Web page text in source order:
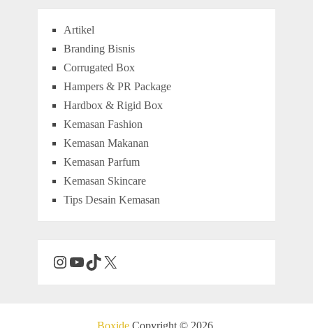
Artikel
Branding Bisnis
Corrugated Box
Hampers & PR Package
Hardbox & Rigid Box
Kemasan Fashion
Kemasan Makanan
Kemasan Parfum
Kemasan Skincare
Tips Desain Kemasan
BoxideCopyright © 2026.